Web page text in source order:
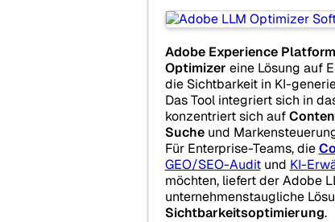
Adobe Experience Platform
Optimizer eine Lösung auf
die Sichtbarkeit in KI-
Das Tool integriert sich in
konzentriert sich auf
Sucheund
Für Enterprise-Teams, die
GEO/SEO-Auditund KI-
möchten, liefert der Adobe
unternehmenstaugliche
Sichtbarkeitsoptimierung.